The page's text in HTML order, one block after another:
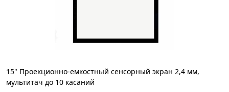
15" Проекционно-емкостный сенсорный экран 2,4 мм,
мультитач до 10 касаний